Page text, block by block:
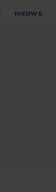
NIEUWS